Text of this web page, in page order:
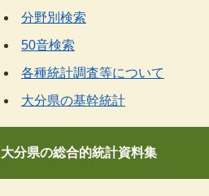
分野別検索
50音検索
各種統計調査等について
大分県の基幹統計
大分県の総合的統計資料集